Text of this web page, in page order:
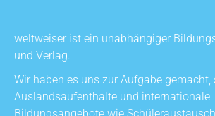
weltweiser ist ein unabhängiger
und Verlag.
Wir haben es uns zur Aufgabe
Auslandsaufenthalte und internationale